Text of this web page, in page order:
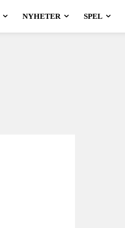
NYHETER SPEL